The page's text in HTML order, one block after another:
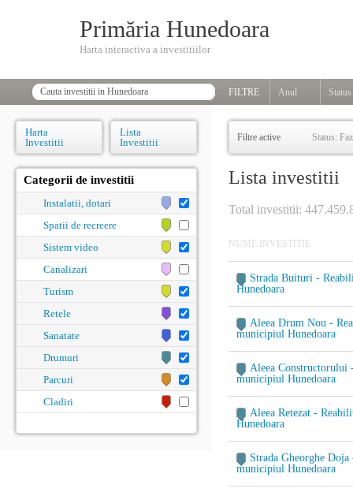
Primăria Hunedoara
Harta interactiva a investitiilor
FILTRE Anul Status
Filtre active Status:
Lista investitii
Total investitii:
NUME INVESTITIE
Strada Buituri -
Hunedoara
Aleea Drum Nou -
municipiul Hunedoara
Aleea Constructorului
municipiul Hunedoara
Aleea Retezat -
Hunedoara
Strada Gheorghe
municipiul Hunedoara
Harta
Investitii
Lista
Investitii
Categorii de investitii
Instalatii, dotari
Spatii de recreere
Sistem video
Canalizari
Turism
Retele
Sanatate
Drumuri
Parcuri
Cladiri